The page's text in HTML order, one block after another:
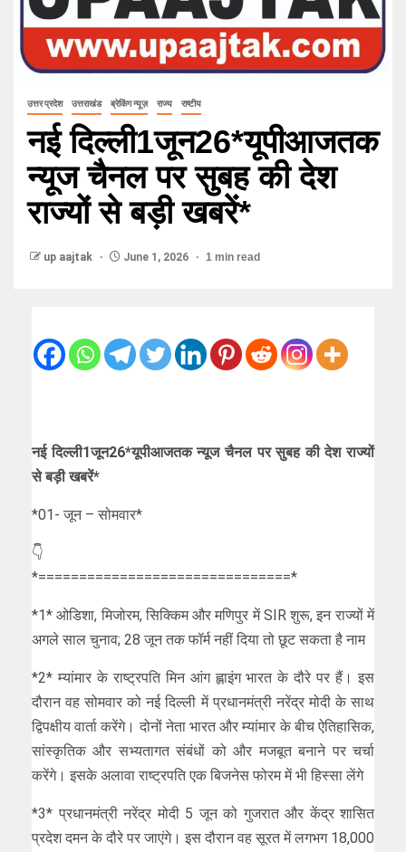
उत्तर प्रदेश उत्तराखंड ब्रेकिंग न्यूज़ राज्य राष्टीय
नई दिल्ली1जून26*यूपीआजतक
न्यूज चैनल पर सुबह की देश
राज्यों से बड़ी खबरें*
up aajtak June 1, 2026 1 min read
नई दिल्ली1जून26*यूपीआजतक न्यूज चैनल पर सुबह की देश राज्यों
से बड़ी खबरें*
*01- जून – सोमवार*
👇
*===============================*
*1* ओडिशा, मिजोरम, सिक्किम और मणिपुर में SIR शुरू, इन राज्यों में
अगले साल चुनाव; 28 जून तक फॉर्म नहीं दिया तो छूट सकता है नाम
*2* म्यांमार के राष्ट्रपति मिन आंग ह्लाइंग भारत के दौरे पर हैं। इस
दौरान वह सोमवार को नई दिल्ली में प्रधानमंत्री नरेंद्र मोदी के साथ
द्विपक्षीय वार्ता करेंगे। दोनों नेता भारत और म्यांमार के बीच ऐतिहासिक,
सांस्कृतिक और सभ्यतागत संबंधों को और मजबूत बनाने पर चर्चा
करेंगे। इसके अलावा राष्ट्रपति एक बिजनेस फोरम में भी हिस्सा लेंगे
*3* प्रधानमंत्री नरेंद्र मोदी 5 जून को गुजरात और केंद्र शासित
प्रदेश दमन के दौरे पर जाएंगे। इस दौरान वह सूरत में लगभग 18,000